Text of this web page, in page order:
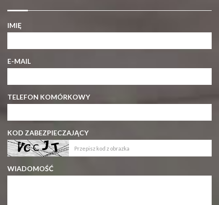
IMIĘ
E-MAIL
TELEFON KOMÓRKOWY
KOD ZABEZPIECZAJĄCY
WIADOMOŚĆ